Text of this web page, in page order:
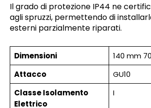
Il grado di protezione IP44 ne
agli spruzzi, permettendo di
esterni parzialmente riparati.
Dimensioni
140 mm
Attacco
GU10
Classe Isolamento
Elettrico
I